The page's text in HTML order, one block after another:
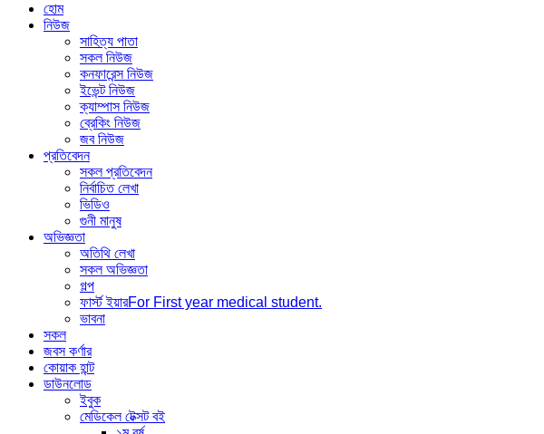
হোম
নিউজ
সাহিত্য পাতা
সকল নিউজ
কনফারেন্স নিউজ
ইভেন্ট নিউজ
ক্যাম্পাস নিউজ
ব্রেকিং নিউজ
জব নিউজ
প্রতিবেদন
সকল প্রতিবেদন
নির্বাচিত লেখা
ভিডিও
গুনী মানুষ
অভিজ্ঞতা
অতিথি লেখা
সকল অভিজ্ঞতা
গল্প
ফার্স্ট ইয়ারFor First year medical student.
ভাবনা
সকল
জবস কর্ণার
কোয়াক হান্ট
ডাউনলোড
ইবুক
মেডিকেল টেক্সট বই